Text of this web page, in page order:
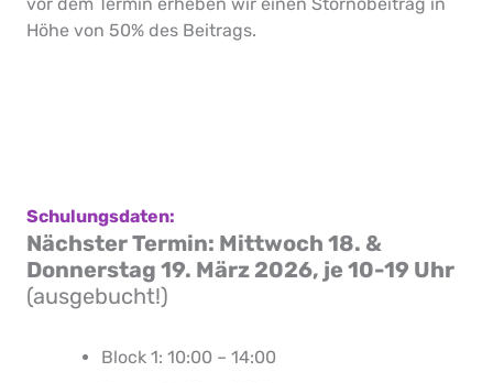
Höhe von 50% des Beitrags.
Schulungsdaten:
Nächster Termin: Mittwoch 18. &
Donnerstag 19. März 2026, je 10-19 Uhr
(ausgebucht!)
Block 1: 10:00 – 14:00